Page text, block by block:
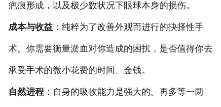
疤痕形成，以及极少数状况下眼球本身的损伤。
成本与收益：纯粹为了改善外观而进行的抉择性手
术。你需要衡量淤血对你造成的困扰，是否值得你去
承受手术的微小花费的时间、金钱。
自然进程：自身的吸收能力是强大的。再多等一两